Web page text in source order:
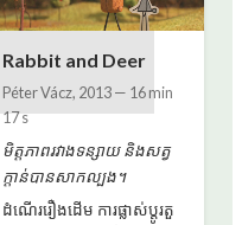
Rabbit and Deer
Péter Vácz, 2013— 16 min
17 s
មិត្តភាពរវាងទន្សាយ និងសត្វ
ក្តាន់បានសាកល្បង។
ដំណើររឿងដើម ការផ្លាស់ប្តូរតួ